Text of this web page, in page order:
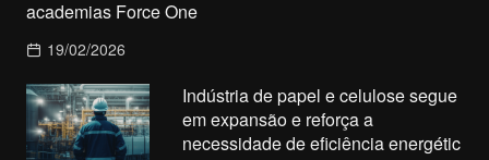
academias Force One
19/02/2026
Indústria de papel e celulose segue
em expansão e reforça a
necessidade de eficiência energétic